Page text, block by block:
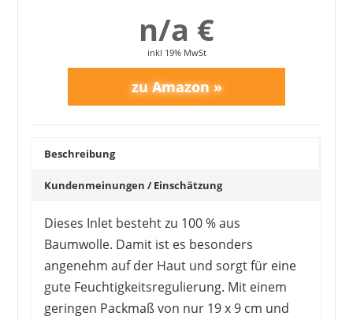
n/a €
inkl 19% MwSt
Beschreibung
Kundenmeinungen / Einschätzung
Dieses Inlet besteht zu 100 % aus
Baumwolle. Damit ist es besonders
angenehm auf der Haut und sorgt für eine
gute Feuchtigkeitsregulierung. Mit einem
geringen Packmaß von nur 19 x 9 cm und